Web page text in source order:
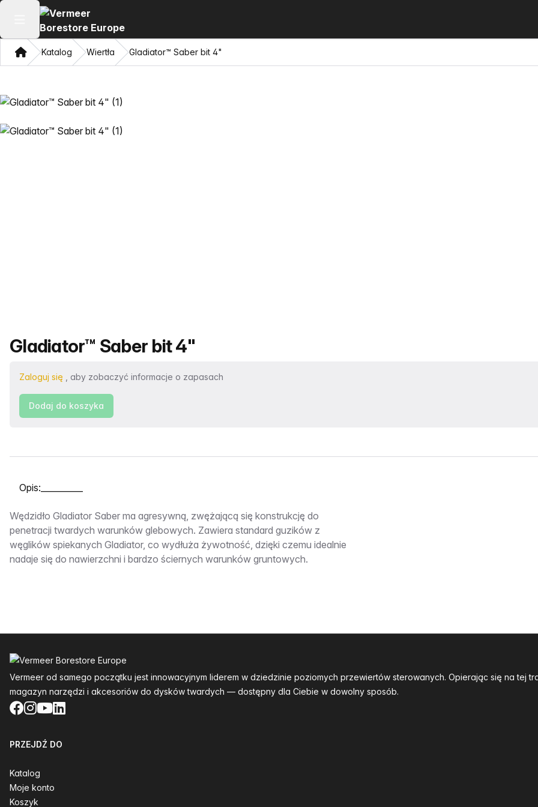
Otwórz menu główne
DomKatalog Wiertła Gladiator™ Saber bit 4"
Nazwa produktu
Gladiator™ Saber bit 4"
Zaloguj się , aby zobaczyć informacje o zapasach
Dodaj do koszyka
Wybierz kartę
Opis:__________
Wędzidło Gladiator Saber ma agresywną, zwężającą się konstrukcję do
penetracji twardych warunków glebowych. Zawiera standard guzików z
węglików spiekanych Gladiator, co wydłuża żywotność, dzięki czemu idealnie
nadaje się do nawierzchni i bardzo ściernych warunków gruntowych.
Vermeer od samego początku jest innowacyjnym liderem w dziedzinie poziomych przewiertów sterowanych. Opierając się na tej
magazyn narzędzi i akcesoriów do dysków twardych — dostępny dla Ciebie w dowolny sposób.
Facebook
Instagram
YouTube
LinkedIn
PRZEJDŹ DO
Katalog
Moje konto
Koszyk